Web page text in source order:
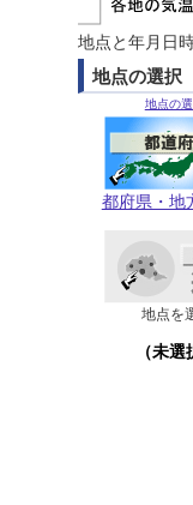
地点と年月日
地点の選択
地点の
都府県・地
地点を
（未選